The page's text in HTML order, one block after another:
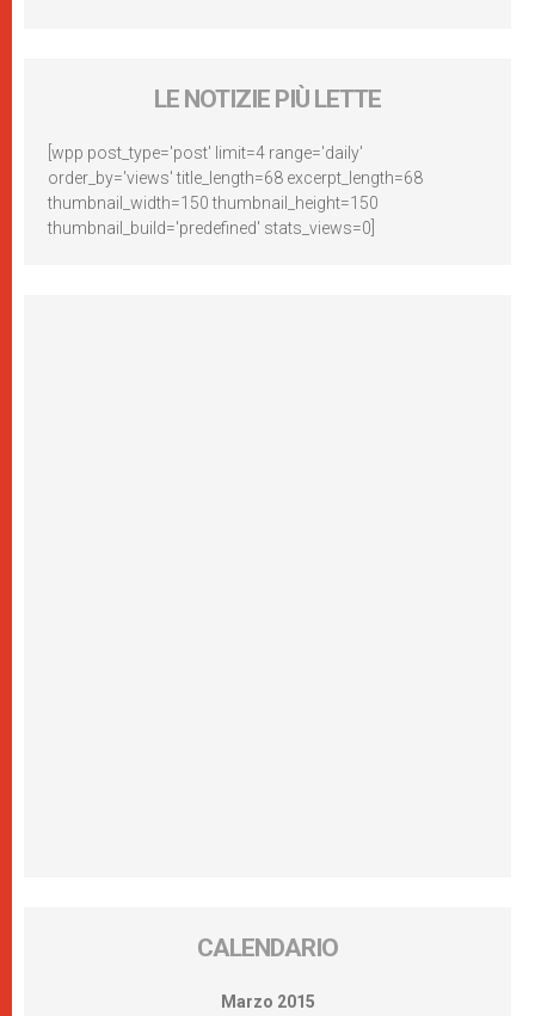
LE NOTIZIE PIÙ LETTE
[wpp post_type='post' limit=4 range='daily'
order_by='views' title_length=68 excerpt_length=68
thumbnail_width=150 thumbnail_height=150
thumbnail_build='predefined' stats_views=0]
CALENDARIO
Marzo 2015